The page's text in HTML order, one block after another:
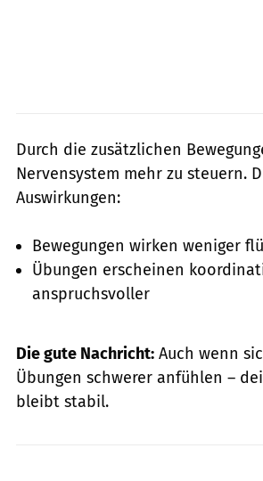
Durch die zusätzlichen
Nervensystem mehr zu steuern.
Auswirkungen:
Bewegungen wirken weniger
Übungen erscheinen
anspruchsvoller
Die gute Nachricht: Auch wenn
Übungen schwerer anfühlen –
bleibt stabil.